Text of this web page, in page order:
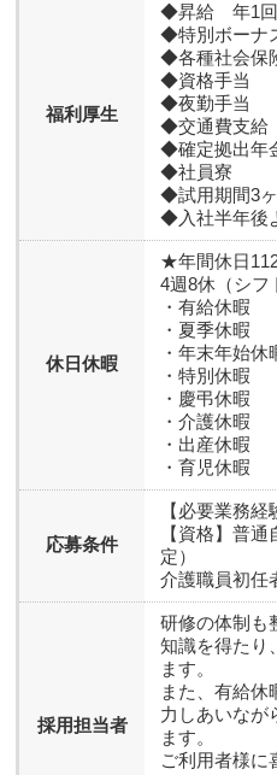
福利厚生
◆昇給 年1回
◆特別ボーナ
◆各種社会保
◆資格手当
◆夜勤手当
◆交通費支給
◆確定拠出年
◆社員寮
◆試用期間3ヶ
◆入社半年後
休日休暇
★年間休日
4週8休（シフ
・有給休暇
・夏季休暇
・年末年始休
・特別休暇
・慶弔休暇
・介護休暇
・出産休暇
・育児休暇
応募条件
【必要業務
【資格】普
定）
介護職員初任
採用担当者
研修の体制も
知識を得たり
ます。
また、有給休
力しあいなが
ます。
ご利用者様に